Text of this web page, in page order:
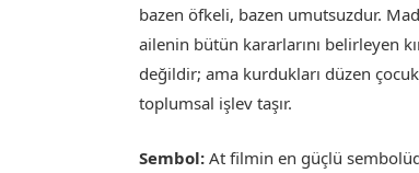
bazen öfkeli, bazen umutsuzdur.
ailenin bütün kararlarını belirleyen
değildir; ama kurdukları düzen
toplumsal işlev taşır.
Sembol: At filmin en güçlü